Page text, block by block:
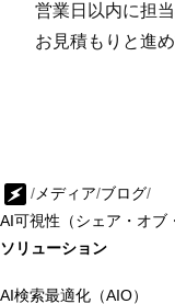
営業日以内に担
お見積もりと進
/ メディア/ブログ/
AI可視性（シェア・オブ
ソリューション
AI検索最適化（AIO）